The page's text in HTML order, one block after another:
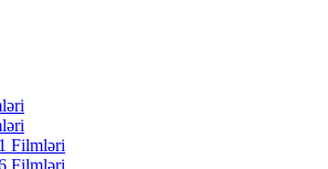
Filmləri
Filmləri